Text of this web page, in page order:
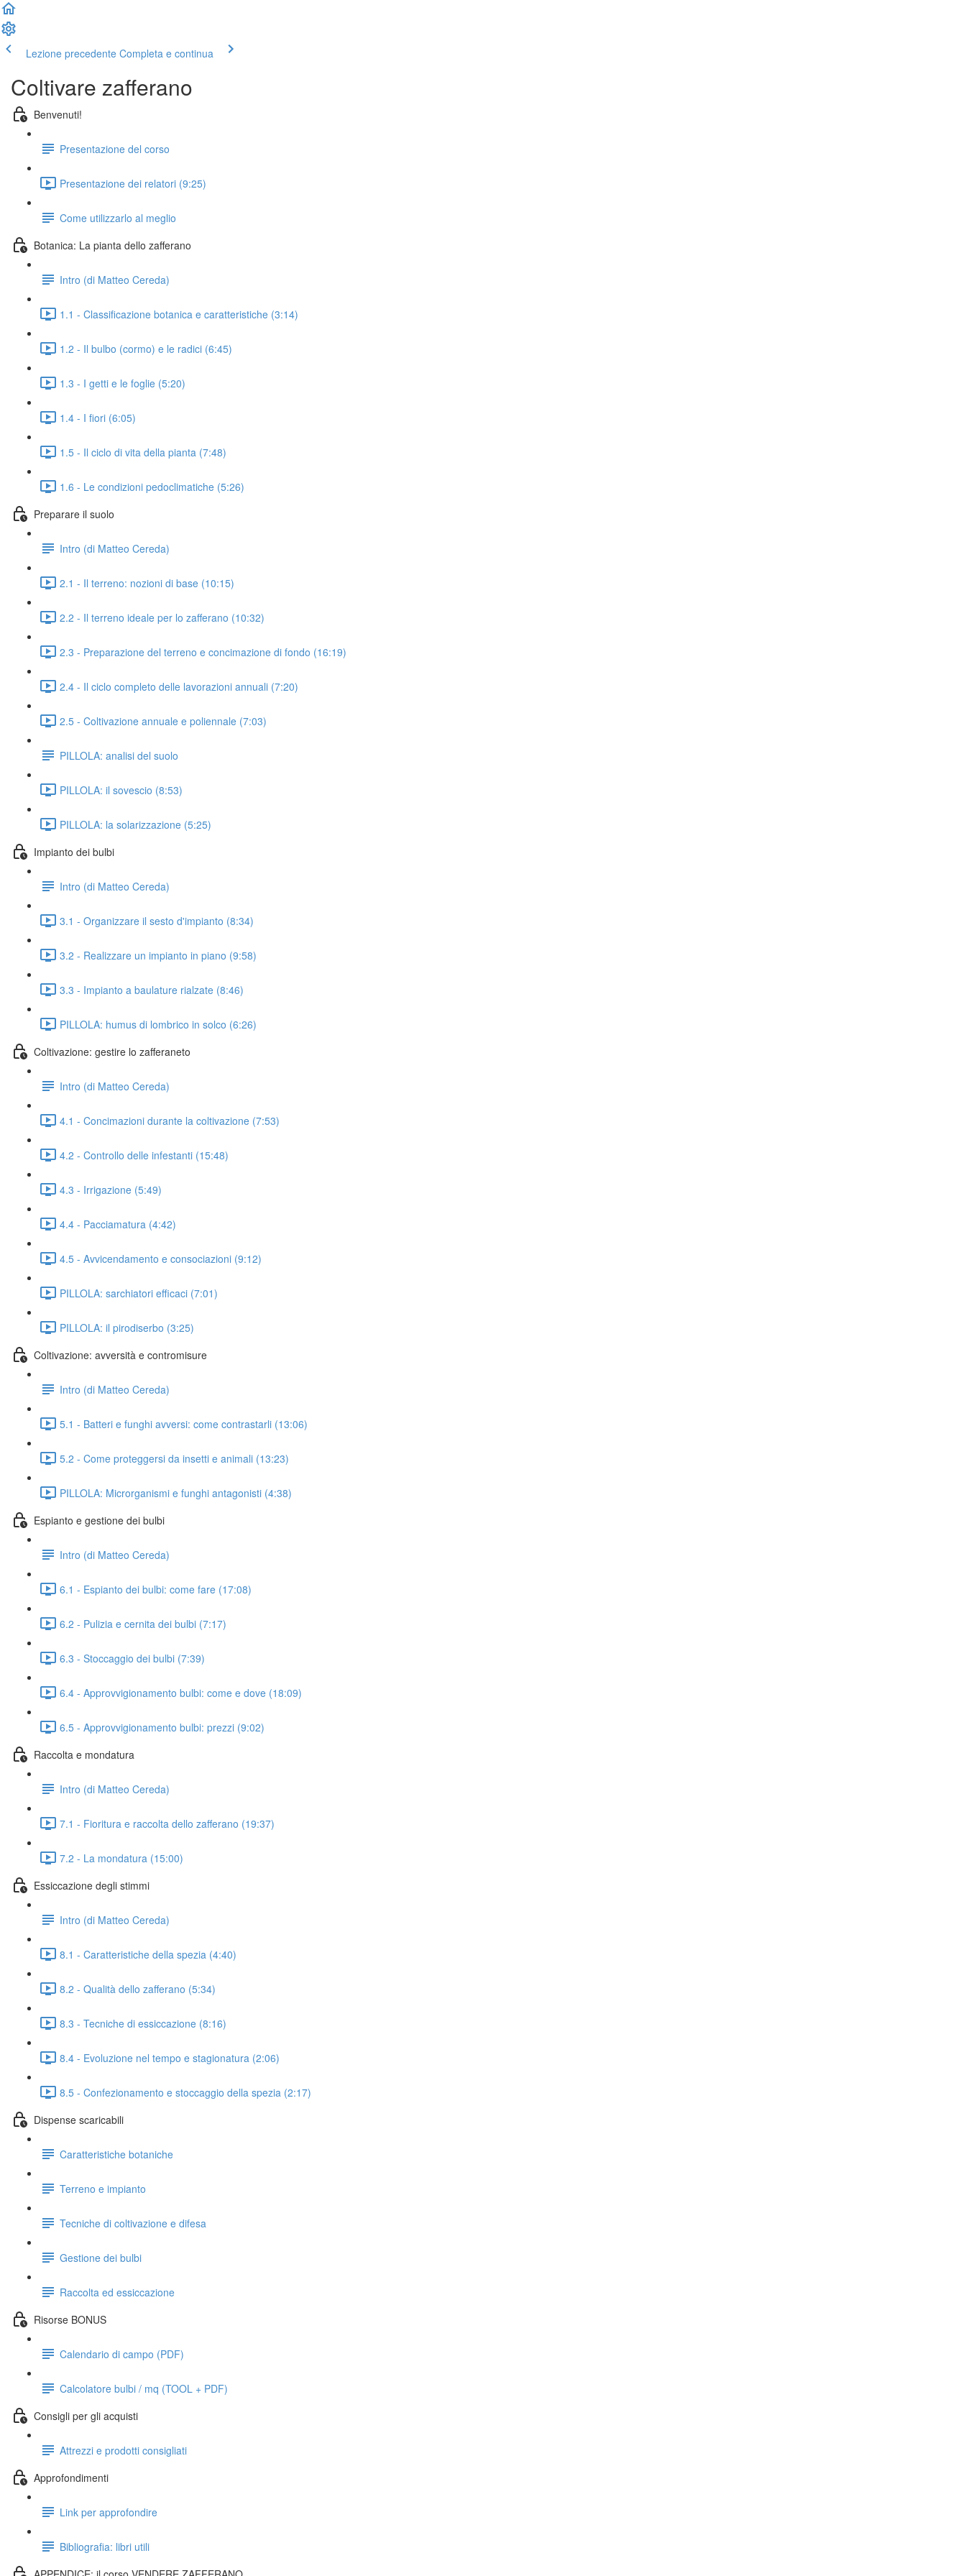
Lezione precedente Completa e continua
Coltivare zafferano
Benvenuti!
Presentazione del corso
Presentazione dei relatori (9:25)
Come utilizzarlo al meglio
Botanica: La pianta dello zafferano
Intro (di Matteo Cereda)
1.1 - Classificazione botanica e caratteristiche (3:14)
1.2 - Il bulbo (cormo) e le radici (6:45)
1.3 - I getti e le foglie (5:20)
1.4 - I fiori (6:05)
1.5 - Il ciclo di vita della pianta (7:48)
1.6 - Le condizioni pedoclimatiche (5:26)
Preparare il suolo
Intro (di Matteo Cereda)
2.1 - Il terreno: nozioni di base (10:15)
2.2 - Il terreno ideale per lo zafferano (10:32)
2.3 - Preparazione del terreno e concimazione di fondo (16:19)
2.4 - Il ciclo completo delle lavorazioni annuali (7:20)
2.5 - Coltivazione annuale e poliennale (7:03)
PILLOLA: analisi del suolo
PILLOLA: il sovescio (8:53)
PILLOLA: la solarizzazione (5:25)
Impianto dei bulbi
Intro (di Matteo Cereda)
3.1 - Organizzare il sesto d'impianto (8:34)
3.2 - Realizzare un impianto in piano (9:58)
3.3 - Impianto a baulature rialzate (8:46)
PILLOLA: humus di lombrico in solco (6:26)
Coltivazione: gestire lo zafferaneto
Intro (di Matteo Cereda)
4.1 - Concimazioni durante la coltivazione (7:53)
4.2 - Controllo delle infestanti (15:48)
4.3 - Irrigazione (5:49)
4.4 - Pacciamatura (4:42)
4.5 - Avvicendamento e consociazioni (9:12)
PILLOLA: sarchiatori efficaci (7:01)
PILLOLA: il pirodiserbo (3:25)
Coltivazione: avversità e contromisure
Intro (di Matteo Cereda)
5.1 - Batteri e funghi avversi: come contrastarli (13:06)
5.2 - Come proteggersi da insetti e animali (13:23)
PILLOLA: Microrganismi e funghi antagonisti (4:38)
Espianto e gestione dei bulbi
Intro (di Matteo Cereda)
6.1 - Espianto dei bulbi: come fare (17:08)
6.2 - Pulizia e cernita dei bulbi (7:17)
6.3 - Stoccaggio dei bulbi (7:39)
6.4 - Approvvigionamento bulbi: come e dove (18:09)
6.5 - Approvvigionamento bulbi: prezzi (9:02)
Raccolta e mondatura
Intro (di Matteo Cereda)
7.1 - Fioritura e raccolta dello zafferano (19:37)
7.2 - La mondatura (15:00)
Essiccazione degli stimmi
Intro (di Matteo Cereda)
8.1 - Caratteristiche della spezia (4:40)
8.2 - Qualità dello zafferano (5:34)
8.3 - Tecniche di essiccazione (8:16)
8.4 - Evoluzione nel tempo e stagionatura (2:06)
8.5 - Confezionamento e stoccaggio della spezia (2:17)
Dispense scaricabili
Caratteristiche botaniche
Terreno e impianto
Tecniche di coltivazione e difesa
Gestione dei bulbi
Raccolta ed essiccazione
Risorse BONUS
Calendario di campo (PDF)
Calcolatore bulbi / mq (TOOL + PDF)
Consigli per gli acquisti
Attrezzi e prodotti consigliati
Approfondimenti
Link per approfondire
Bibliografia: libri utili